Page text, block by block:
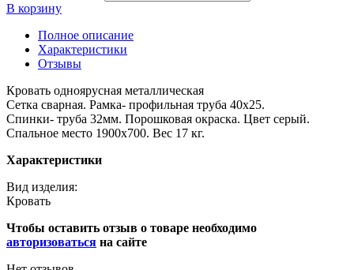
В корзину
Полное описание
Характеристики
Отзывы
Кровать одноярусная металлическая
Сетка сварная. Рамка- профильная труба 40х25.
Спинки- труба 32мм. Порошковая окраска. Цвет серый.
Спальное место 1900х700. Вес 17 кг.
Характеристики
Вид изделия:
Кровать
Чтобы оставить отзыв о товаре необходимо
авторизоваться на сайте